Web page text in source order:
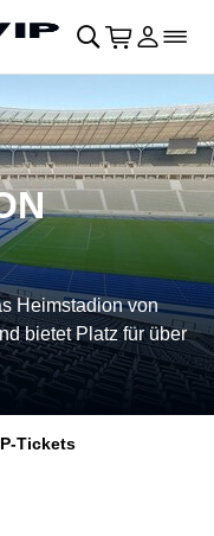
􀊫 􀍩 Login
􀉩􀌇
Heimstadion von
bietet Platz für über
Tickets